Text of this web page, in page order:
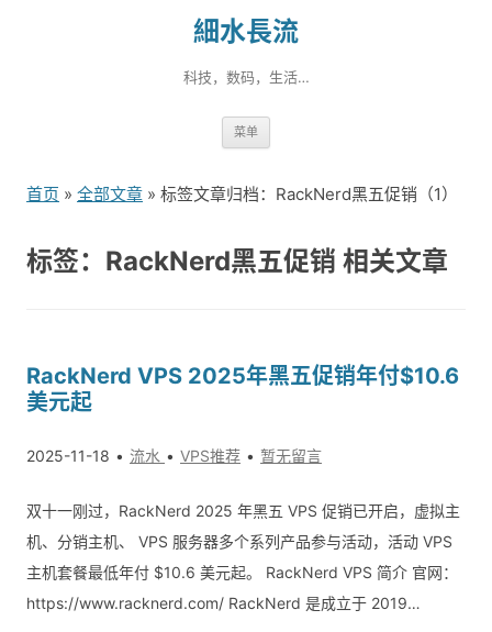
細水長流
科技，数码，生活…
菜单
到
首页 » 全部文章 » 标签文章归档：RackNerd黑五促销（1）
标签：RackNerd黑五促销 相关文章
RackNerd VPS 2025年黑五促销年付$10.6
美元起
2025-11-18 流水 VPS推荐 暂无留言
双十一刚过，RackNerd 2025 年黑五 VPS 促销已开启，虚拟主
机、分销主机、 VPS 服务器多个系列产品参与活动，活动 VPS
主机套餐最低年付 $10.6 美元起。 RackNerd VPS 简介 官网：
https://www.racknerd.com/ RackNerd 是成立于 2019…